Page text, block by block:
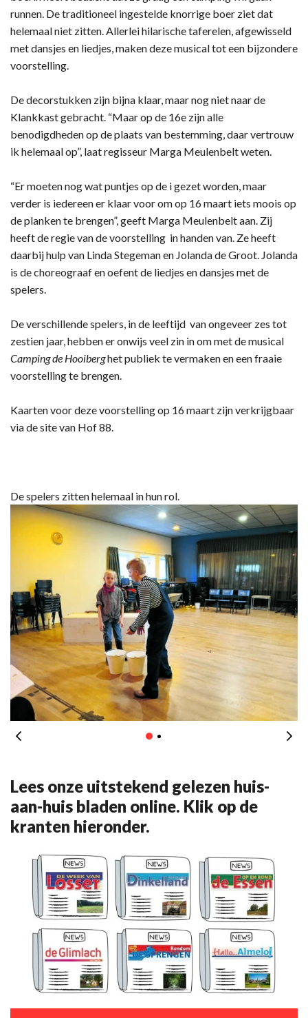
runnen. De traditioneel ingestelde knorrige boer ziet dat
helemaal niet zitten. Allerlei hilarische taferelen, afgewisseld
met dansjes en liedjes, maken deze musical tot een bijzondere
voorstelling.
De decorstukken zijn bijna klaar, maar nog niet naar de
Klankkast gebracht. “Maar op de 16e zijn alle
benodigdheden op de plaats van bestemming, daar vertrouw
ik helemaal op”, laat regisseur Marga Meulenbelt weten.
“Er moeten nog wat puntjes op de i gezet worden, maar
verder is iedereen er klaar voor om op 16 maart iets moois op
de planken te brengen”, geeft Marga Meulenbelt aan. Zij
heeft de regie van de voorstelling in handen van. Ze heeft
daarbij hulp van Linda Stegeman en Jolanda de Groot. Jolanda
is de choreograaf en oefent de liedjes en dansjes met de
spelers.
De verschillende spelers, in de leeftijd van ongeveer zes tot
zestien jaar, hebben er onwijs veel zin in om met de musical
Camping de Hooiberghet publiek te vermaken en een fraaie
voorstelling te brengen.
Kaarten voor deze voorstelling op 16 maart zijn verkrijgbaar
via de site van Hof 88.
De spelers zitten helemaal in hun rol.
Lees onze uitstekend gelezen huis-
aan-huis bladen online. Klik op de
kranten hieronder.